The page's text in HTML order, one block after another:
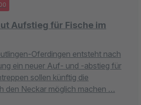
Aufstieg für Fische im
Oferdingen entsteht nach
ein neuer Auf- und -abstieg für
sollen künftig die
den Neckar möglich machen …